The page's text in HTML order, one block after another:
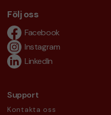
Följ oss
Facebook
Instagram
LinkedIn
Support
Kontakta oss